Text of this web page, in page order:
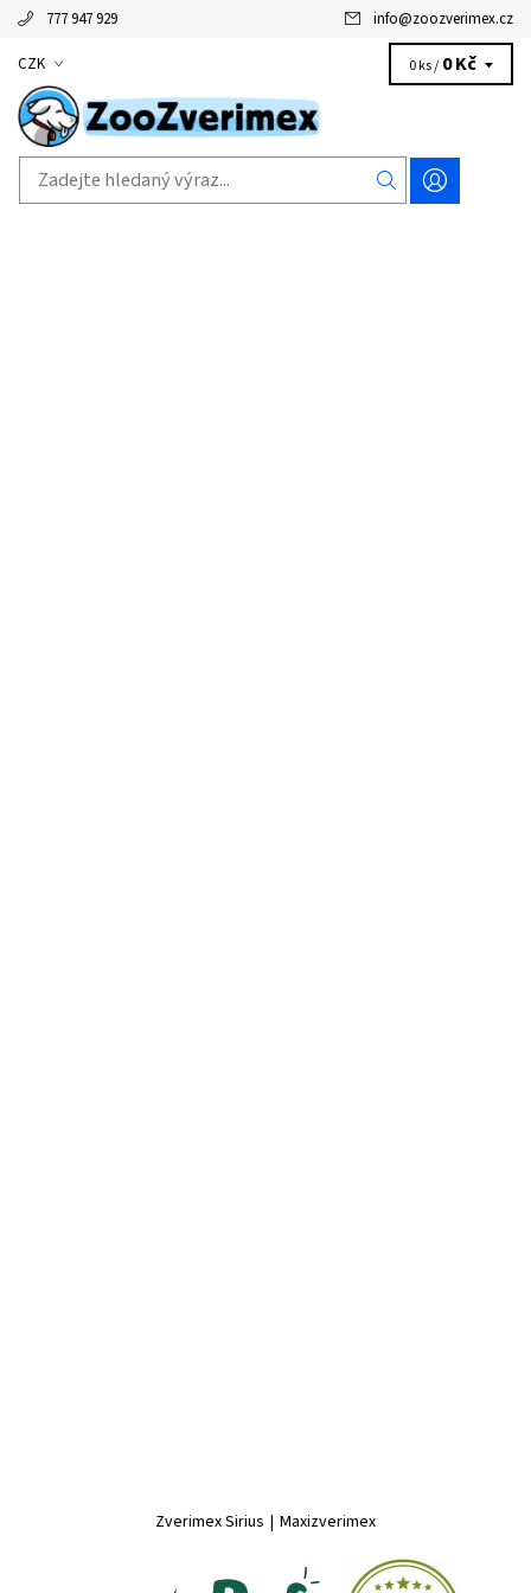
777 947 929 info@zoozverimex.cz
CZK 0 ks / 0 Kč
Zverimex Sirius | Maxizverimex